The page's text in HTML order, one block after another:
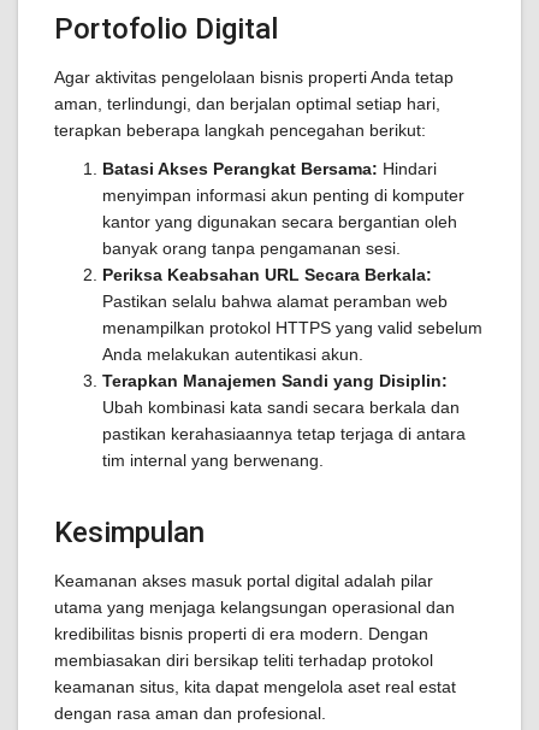
Portofolio Digital
Agar aktivitas pengelolaan bisnis properti Anda tetap
aman, terlindungi, dan berjalan optimal setiap hari,
terapkan beberapa langkah pencegahan berikut:
Batasi Akses Perangkat Bersama: Hindari
menyimpan informasi akun penting di komputer
kantor yang digunakan secara bergantian oleh
banyak orang tanpa pengamanan sesi.
Periksa Keabsahan URL Secara Berkala:
Pastikan selalu bahwa alamat peramban web
menampilkan protokol HTTPS yang valid sebelum
Anda melakukan autentikasi akun.
Terapkan Manajemen Sandi yang Disiplin:
Ubah kombinasi kata sandi secara berkala dan
pastikan kerahasiaannya tetap terjaga di antara
tim internal yang berwenang.
Kesimpulan
Keamanan akses masuk portal digital adalah pilar
utama yang menjaga kelangsungan operasional dan
kredibilitas bisnis properti di era modern. Dengan
membiasakan diri bersikap teliti terhadap protokol
keamanan situs, kita dapat mengelola aset real estat
dengan rasa aman dan profesional.